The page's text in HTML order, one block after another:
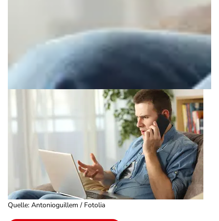
Quelle: Antonioguillem / Fotolia